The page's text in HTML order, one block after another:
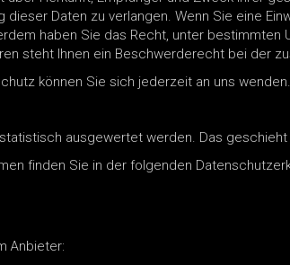
Daten zu verlangen. Wenn Sie eine
haben Sie das Recht, unter bestimmten
steht Ihnen ein Beschwerderecht bei der
können Sie sich jederzeit an uns wenden.
ausgewertet werden. Das
finden Sie in der folgenden
Anbieter: